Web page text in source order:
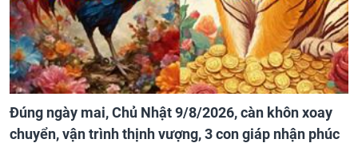
Đúng ngày mai, Chủ Nhật 9/8/2026, càn khôn xoay
chuyển, vận trình thịnh vượng, 3 con giáp nhận phúc